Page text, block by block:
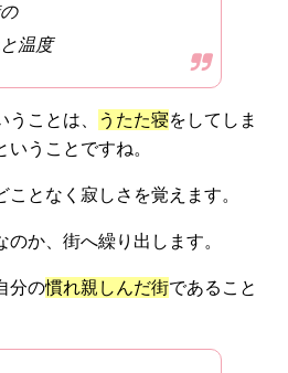
温度
ことは、 うたた寝をしてしま
うことですね。
となく寂しさを覚えます。
か、街へ繰り出します。
分の慣れ親しんだ街であること